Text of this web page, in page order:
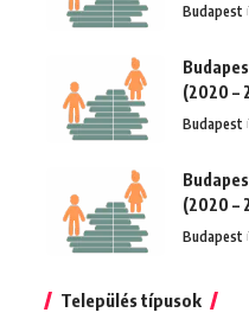
Budapest
(2020 –
Budapest
(2020 –
Budapest
Település típusok